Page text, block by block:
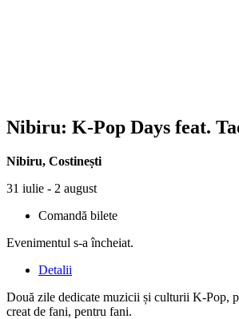
Nibiru: K-Pop Days feat.
Nibiru, Costinești
31 iulie - 2 august
Comandă bilete
Evenimentul s-a încheiat.
Detalii
Două zile dedicate muzicii și culturii K-Pop,
creat de fani, pentru fani.